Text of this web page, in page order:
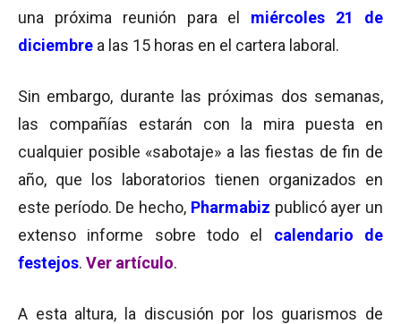
una próxima reunión para el miércoles 21 de
diciembre a las 15 horas en el cartera laboral.
Sin embargo, durante las próximas dos semanas,
las compañías estarán con la mira puesta en
cualquier posible «sabotaje» a las fiestas de fin de
año, que los laboratorios tienen organizados en
este período. De hecho, Pharmabiz publicó ayer un
extenso informe sobre todo el calendario de
festejos. Ver artículo.
A esta altura, la discusión por los guarismos de